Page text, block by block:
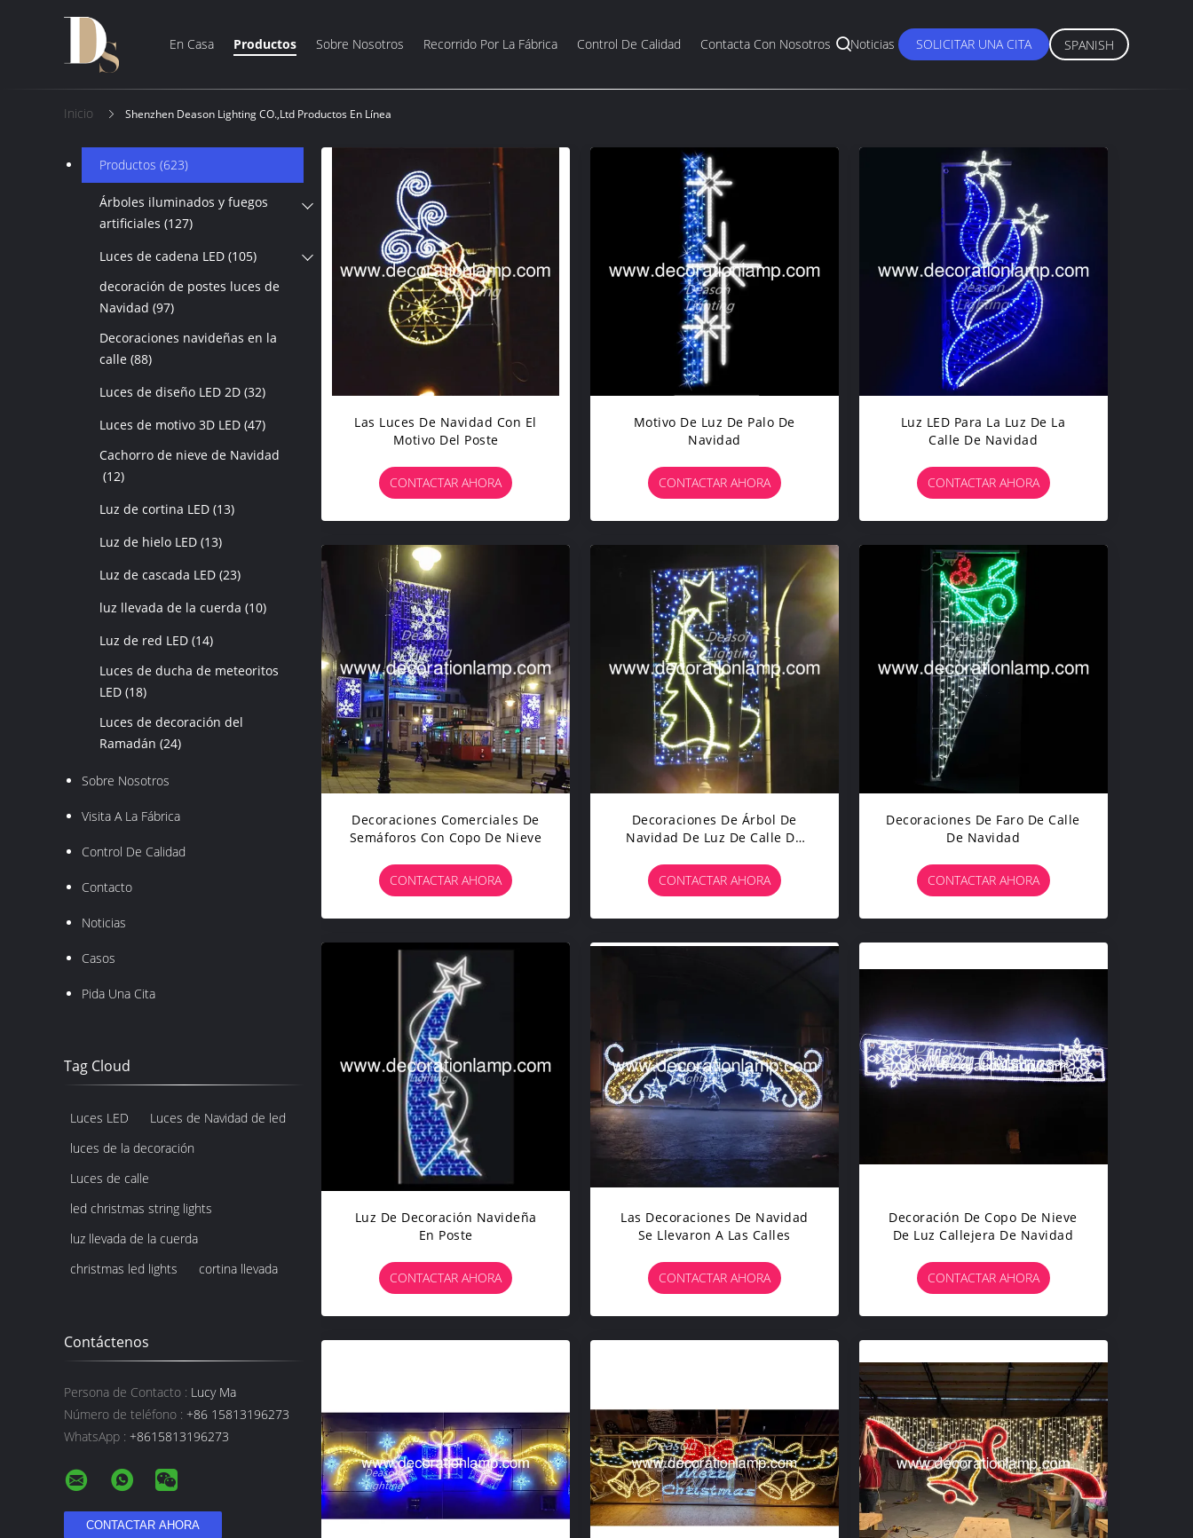
En Casa Productos Sobre Nosotros Recorrido Por La Fábrica Control De Calidad Contacta Con Nosotros Noticias SOLICITAR UNA CITA SPANISH
Inicio Shenzhen Deason Lighting CO.,Ltd Productos En Línea
Productos (623)
Árboles iluminados y fuegos
artificiales (127)
Luces de cadena LED (105)
decoración de postes luces de
Navidad (97)
Decoraciones navideñas en la
calle (88)
Luces de diseño LED 2D (32)
Luces de motivo 3D LED (47)
Cachorro de nieve de Navidad
(12)
Luz de cortina LED (13)
Luz de hielo LED (13)
Luz de cascada LED (23)
luz llevada de la cuerda (10)
Luz de red LED (14)
Luces de ducha de meteoritos
LED (18)
Luces de decoración del
Ramadán (24)
Sobre Nosotros
Visita A La Fábrica
Control De Calidad
Contacto
Noticias
Casos
Pida Una Cita
Tag Cloud
Luces LED
Luces de Navidad de led
luces de la decoración
Luces de calle
led christmas string lights
luz llevada de la cuerda
christmas led lights
cortina llevada
Contáctenos
Persona de Contacto : Lucy Ma
Número de teléfono : +86 15813196273
WhatsApp : +8615813196273
Las Luces De Navidad Con El
Motivo Del Poste
CONTACTAR AHORA
Motivo De Luz De Palo De
Navidad
CONTACTAR AHORA
Luz LED Para La Luz De La
Calle De Navidad
CONTACTAR AHORA
Decoraciones Comerciales De
Semáforos Con Copo De Nieve
CONTACTAR AHORA
Decoraciones De Árbol De
Navidad De Luz De Calle De
CONTACTAR AHORA
Decoraciones De Faro De Calle
De Navidad
CONTACTAR AHORA
Luz De Decoración Navideña
En Poste
CONTACTAR AHORA
Las Decoraciones De Navidad
Se Llevaron A Las Calles
CONTACTAR AHORA
Decoración De Copo De Nieve
De Luz Callejera De Navidad
CONTACTAR AHORA